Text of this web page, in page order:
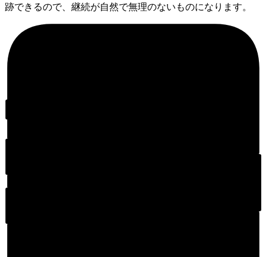
跡できるので、継続が自然で無理のないものになります。